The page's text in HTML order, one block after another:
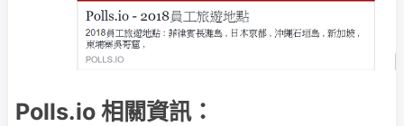
Polls.io 相關資訊：